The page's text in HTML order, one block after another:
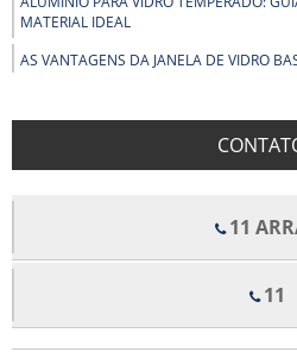
MATERIAL IDEAL
AS VANTAGENS DA JANELA DE VIDRO
BENEFÍCIOS DOS FORROS DE FIBRA
QUALIDADE ACÚSTICA EM AMBIENTES
FUNCIONALIDADE PARA SEU BANHEIRO
11
11